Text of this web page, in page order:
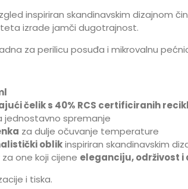
inspiriran skandinavskim dizajnom
izrade jamči dugotrajnost.
za perilicu posuđa i mikrovalnu
čelik s 40% RCS certificiranih
jednostavno spremanje
za dulje očuvanje temperature
oblikinspiriran skandinavskim
one koji cijene eleganciju, održivost
i tiska.